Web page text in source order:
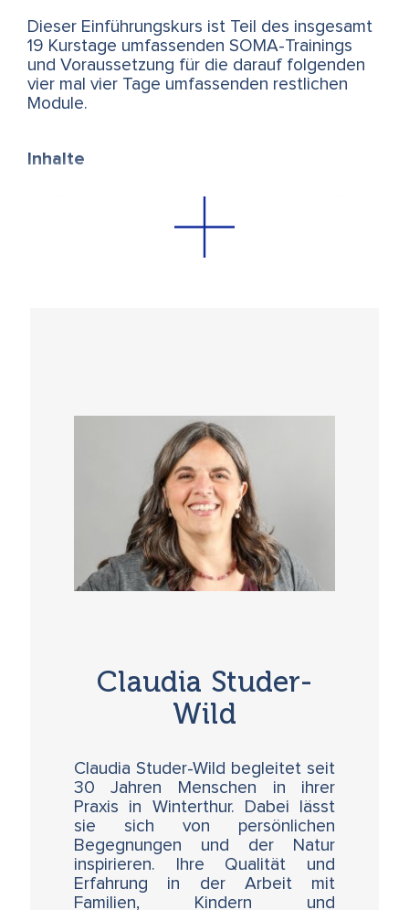
Dieser Einführungskurs ist Teil des insgesamt
19 Kurstage umfassenden SOMA-Trainings
und Voraussetzung für die darauf folgenden
vier mal vier Tage umfassenden restlichen
Module.
Inhalte
Zusammenfassung der Arbeiten von Peter
Hubert Godard (Tonic Funtion-
Embodiment = Ein Weg zur Traumalösung
und Selbstregulation
Embryologische Entwicklung und
räumliche Orientierung, Bindegewebe und
Gravitationsfeld
Innere und äussere Orientierung durch
Bewegung im Graviationsfeld
Körperempfindung und Körpersprache
(Interzeption, Exterozeption und
SE-Demos über die Verbindung von
Berührung und Bewegung mit Intuition und
Resonanz
Üben spezifischer Behandlungsabfolgen
für den Auffbau von Körperstabilität in
Claudia Studer-
Wild
Claudia Studer-Wild begleitet seit
30 Jahren Menschen in ihrer
Praxis in Winterthur. Dabei lässt
sie sich von persönlichen
Begegnungen und der Natur
inspirieren. Ihre Qualität und
Erfahrung in der Arbeit mit
Familien, Kindern und